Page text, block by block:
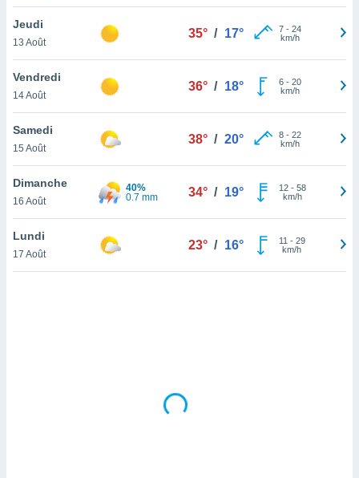
ainsi
un
la
du
en
de
Jeudi
13 Août
35° / 17° 7- 24
km/h
Vendredi
14 Août
36° / 18° 6- 20
km/h
Samedi
15 Août
38° / 20° 8- 22
km/h
Dimanche
16 Août
40%
0.7 mm
34° / 19° 12- 58
km/h
Lundi
17 Août
23° / 16° 11 - 29
km/h